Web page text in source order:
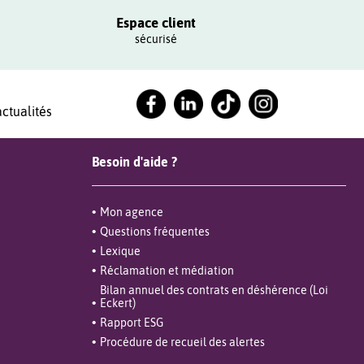
Espace client
sécurisé
Besoin d'aide ?
Mon agence
Questions fréquentes
Lexique
Réclamation et médiation
Bilan annuel des contrats en déshérence (Loi
Eckert)
Rapport ESG
Procédure de recueil des alertes